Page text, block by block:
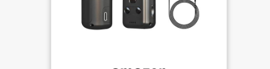
via WiFi. Lorsque vous connectez le camera à
l'ordinateur via le câble USB, il devient une
webcam qui vous permet de profiter de chats